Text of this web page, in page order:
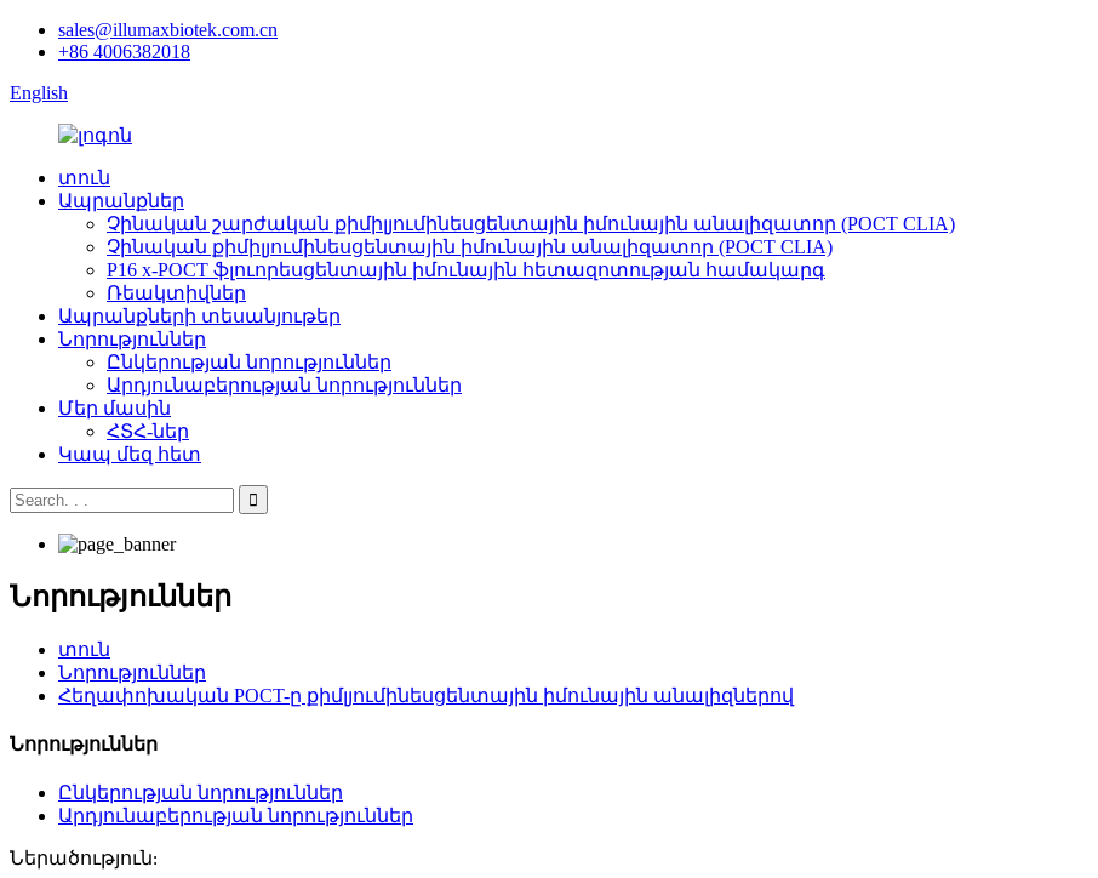
sales@illumaxbiotek.com.cn
+86 4006382018
English
տուն
Ապրանքներ
Չինական շարժական քիմիլյումինեսցենտային իմունային անալիզատոր (POCT CLIA)
Չինական քիմիլյումինեսցենտային իմունային անալիզատոր (POCT CLIA)
P16 x-POCT ֆլուորեսցենտային իմունային հետազոտության համակարգ
Ռեակտիվներ
Ապրանքների տեսանյութեր
Նորություններ
Ընկերության նորություններ
Արդյունաբերության նորություններ
Մեր մասին
ՀՏՀ-ներ
Կապ մեզ հետ
Նորություններ
տուն
Նորություններ
Հեղափոխական POCT-ը քիմլյումինեսցենտային իմունային անալիզներով
Նորություններ
Ընկերության նորություններ
Արդյունաբերության նորություններ
Ներածություն: